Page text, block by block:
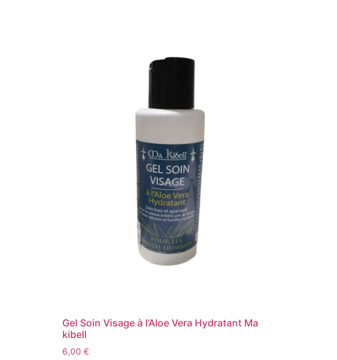
Gel Soin Visage à l’Aloe Vera Hydratant Ma
kibell
6,00 €